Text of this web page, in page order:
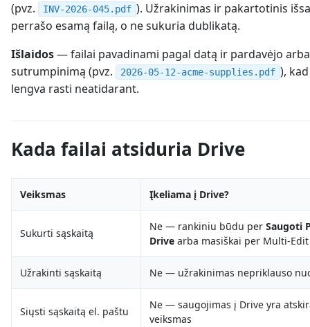
(pvz.
INV-2026-045.pdf ). Užrakinimas ir pakartotinis
perrašo esamą failą, o ne sukuria dublikatą.
Išlaidos— failai pavadinami pagal datą ir pardavėjo
sutrumpinimą (pvz.
2026-05-12-acme-supplies.pdf ),
lengva rasti neatidarant.
Kada failai atsiduria Drive
Veiksmas Įkeliama į Drive?
Sukurti sąskaitą
Ne — rankiniu būdu per Saugoti
Drive arba masiškai per Multi-Edit
Užrakinti sąskaitą Ne — užrakinimas nepriklauso
Siųsti sąskaitą el. paštu
Ne — saugojimas į Drive yra
veiksmas